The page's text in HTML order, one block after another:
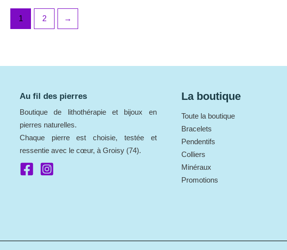
1 2 →
Au fil des pierres
Boutique de lithothérapie et bijoux en
pierres naturelles.
Chaque pierre est choisie, testée et
ressentie avec le cœur, à Groisy (74).
La boutique
Toute la boutique
Bracelets
Pendentifs
Colliers
Minéraux
Promotions